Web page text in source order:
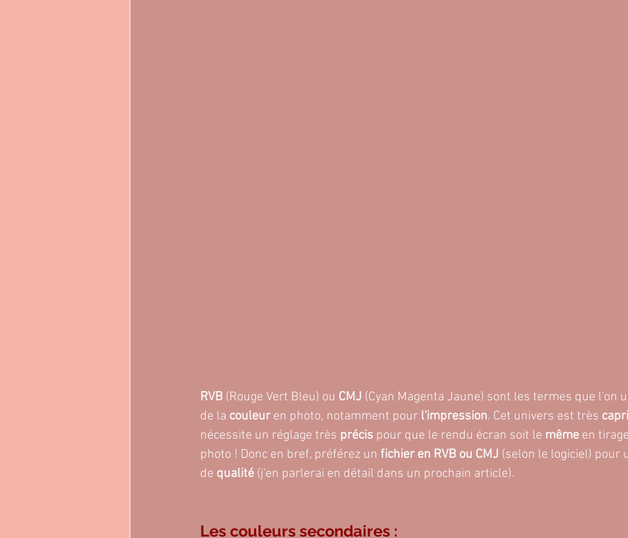
RVB (Rouge Vert Bleu) ou CMJ (Cyan Magenta Jaune) sont les termes que l'on
de la couleur en photo, notamment pour l'impression. Cet univers est très
nécessite un réglage très précis pour que le rendu écran soit le même en
photo ! Donc en bref, préférez un fichier en RVB ou CMJ (selon le logiciel) pour
de qualité (j'en parlerai en détail dans un prochain article).
Les couleurs secondaires :